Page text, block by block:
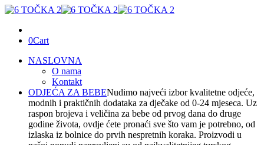
0Cart
NASLOVNA
O nama
Kontakt
ODJEĆA ZA BEBENudimo najveći izbor kvalitetne odjeće,
modnih i praktičnih dodataka za dječake od 0-24 mjeseca. Uz
raspon brojeva i veličina za bebe od prvog dana do druge
godine života, ovdje ćete pronaći sve što vam je potrebno, od
izlaska iz bolnice do prvih nespretnih koraka. Proizvodi u